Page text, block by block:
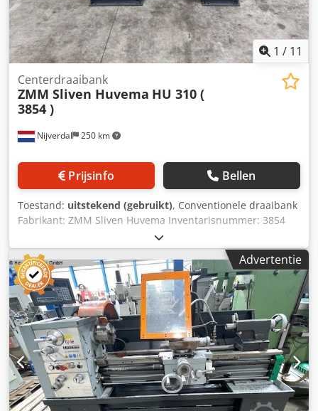
1 / 11
Nijverdal 250 km
Centerdraaibank
ZMM Sliven Huvema HU 310 (
3854 )
Prijsinfo Bellen
Toestand: uitstekend (gebruikt), Conventionele draaibank
Fabrikant: ZMM Sliven Huvema Inventarisnummer: 3854
Type HU310 x 750 Bouwjaar 2007 Afstand tussen de
centers: 750 mm Hoogte tussen de centers: 155 mm
Draaiddiameter over het bed: 310 mm Spindelboring: 32
mm 3-beks spanplaat Snelwisselsysteem Spanning: 380 V
Dedezlx H Rspfx Aiiokr Gewicht van de machine: ca. 700 kg
Advertentie